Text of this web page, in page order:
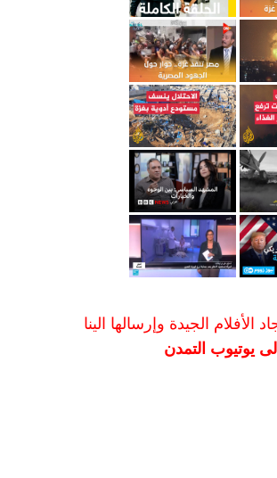
الجيدة وإرسالها الينا
يوتيوب التمدن